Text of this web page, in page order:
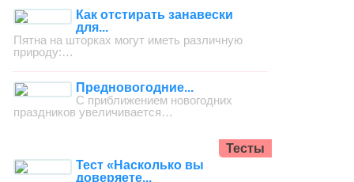
Как отстирать занавески
для...
Пятна на шторках могут иметь различную
природу:…
Предновогодние...
С приближением новогодних
праздников увеличивается…
Тесты
Тест «Насколько вы
доверяете...